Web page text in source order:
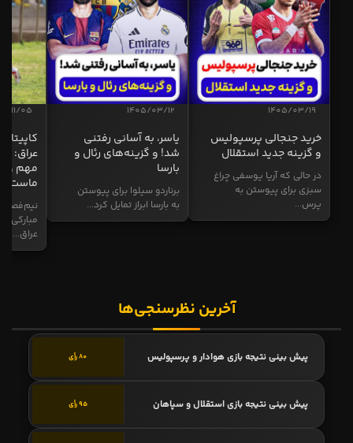
1405/03/19
خرید جنجالی پرسپولیس
و گزینه جدید استقلال
در حالی که آریا یوسفی چراغ
سبزی برای پیوستن به
پرس...
1405/03/12
یاسر، به آسانی رفتنی
شد! و گزینه‌های رئال و
بارسا
برناردو سیلوا برای پیوستن
به بارسا ابراز تمایل کرد...
11/05
عراق:
مهم و
ماست
نیم‌فصل
مبارکی
عراق...
آخرین نظرسنجی‌ها
پیش بینی نتیجه بازی هوادار و پرسپولیس 80 رأی
پیش بینی نتیجه بازی استقلال و سپاهان 95 رأی